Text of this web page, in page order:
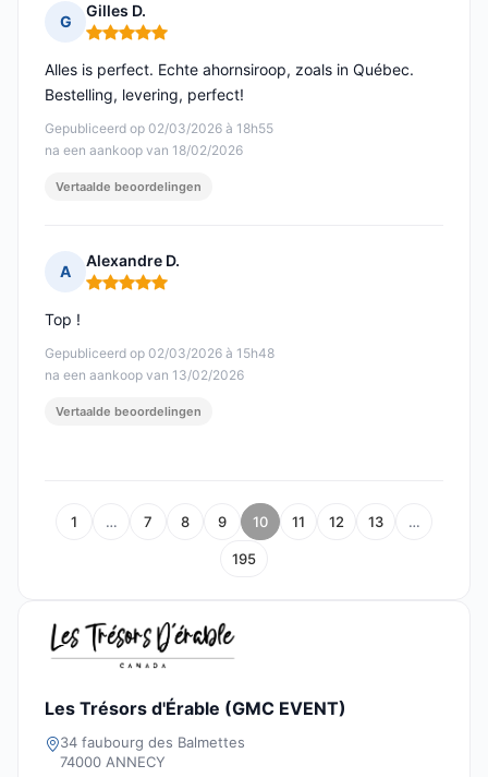
G
Gilles D.
Opmerking: 5 van 5
Gepubliceerd op 02/03/2026 à 18h55
na een aankoop van 18/02/2026
Alles is perfect. Echte ahornsiroop, zoals in Québec.
Bestelling, levering, perfect!
Vertaalde beoordelingen
A
Alexandre D.
Opmerking: 5 van 5
Gepubliceerd op 02/03/2026 à 15h48
na een aankoop van 13/02/2026
Top !
Vertaalde beoordelingen
1 … 7 8 9 10 11 12 13 …
195
Les Trésors d'Érable (GMC EVENT)
34 faubourg des Balmettes
74000 ANNECY